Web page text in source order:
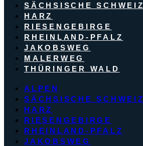
SÄCHSISCHE SCHWEIZ
HARZ
RIESENGEBIRGE
RHEINLAND-PFALZ
JAKOBSWEG
MALERWEG
THÜRINGER WALD
ALPEN
SÄCHSISCHE SCHWEIZ
HARZ
RIESENGEBIRGE
RHEINLAND-PFALZ
JAKOBSWEG